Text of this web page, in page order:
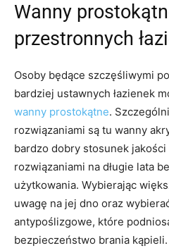
Wanny
przestronnych
Osoby będące szczęśliwymi
bardziej ustawnych łazienek
wanny prostokątne.
rozwiązaniami są tu wanny
bardzo dobry stosunek jakości
rozwiązaniami na długie lata
użytkowania. Wybierając
uwagę na jej dno oraz
antypoślizgowe, które
bezpieczeństwo brania